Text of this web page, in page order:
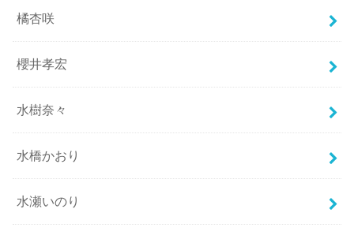
橘杏咲
櫻井孝宏
水樹奈々
水橋かおり
水瀬いのり